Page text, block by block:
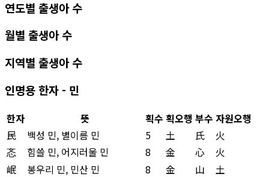
연도별 출생아 수
월별 출생아 수
지역별 출생아 수
인명용 한자 - 민
한자 뜻 획수 획오행 부수 자원오행
民
백성 민, 별이름 민 5 土 氏
火
忞
힘쓸 민, 어지러울 민 8 金 心
火
岷
봉우리 민, 민산 민 8 金 山
土